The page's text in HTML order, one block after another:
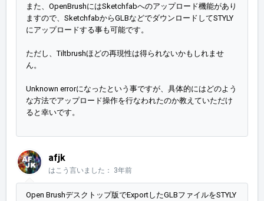
また、OpenBrushにはSketchfabへのアップロード機能があり
ますので、SketchfabからGLBなどでダウンロードしてSTYLY
にアップロードする事も可能です。
ただし、Tiltbrushほどの再現性は得られないかもしれませ
ん。
Unknown errorになったという事ですが、具体的にはどのよう
な方法でアップロード操作を行なわれたのか教えていただけ
ると幸いです。
afjk
はこう言いました： 3年前
Open Brushデスクトップ版でExportしたGLBファイルをSTYLY